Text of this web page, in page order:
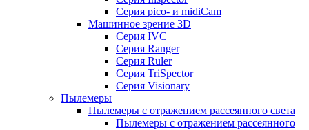
Серия pico- и midiCam
Машинное зрение 3D
Серия IVC
Серия Ranger
Серия Ruler
Серия TriSpector
Серия Visionary
Пылемеры
Пылемеры с отражением рассеянного света
Пылемеры с отражением рассеянного